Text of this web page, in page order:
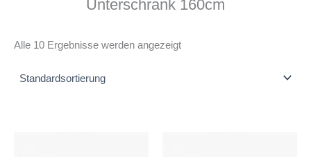
Unterschrank 160cm
Alle 10 Ergebnisse werden angezeigt